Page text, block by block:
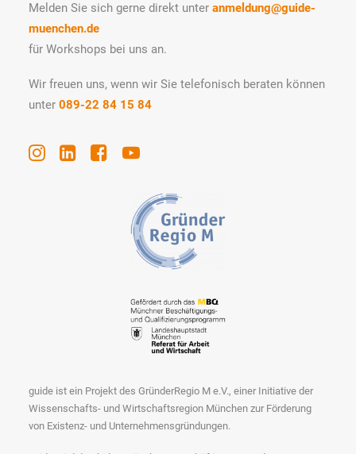
Melden Sie sich gerne direkt unter anmeldung@guide-
muenchen.de
für Workshops bei uns an.
Wir freuen uns, wenn wir Sie telefonisch beraten können
unter 089-22 84 15 84
guide ist ein Projekt des GründerRegio M e.V., einer Initiative der
Wissenschafts- und Wirtschaftsregion München zur Förderung
von Existenz- und Unternehmensgründungen.